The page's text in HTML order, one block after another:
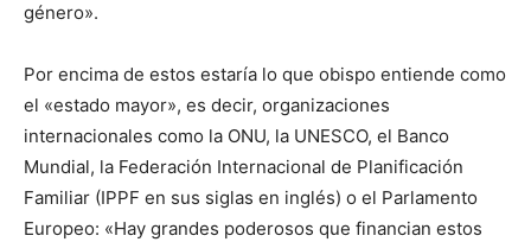
género».
Por encima de estos estaría lo que obispo entiende como
el «estado mayor», es decir, organizaciones
internacionales como la ONU, la UNESCO, el Banco
Mundial, la Federación Internacional de Planificación
Familiar (IPPF en sus siglas en inglés) o el Parlamento
Europeo: «Hay grandes poderosos que financian estos